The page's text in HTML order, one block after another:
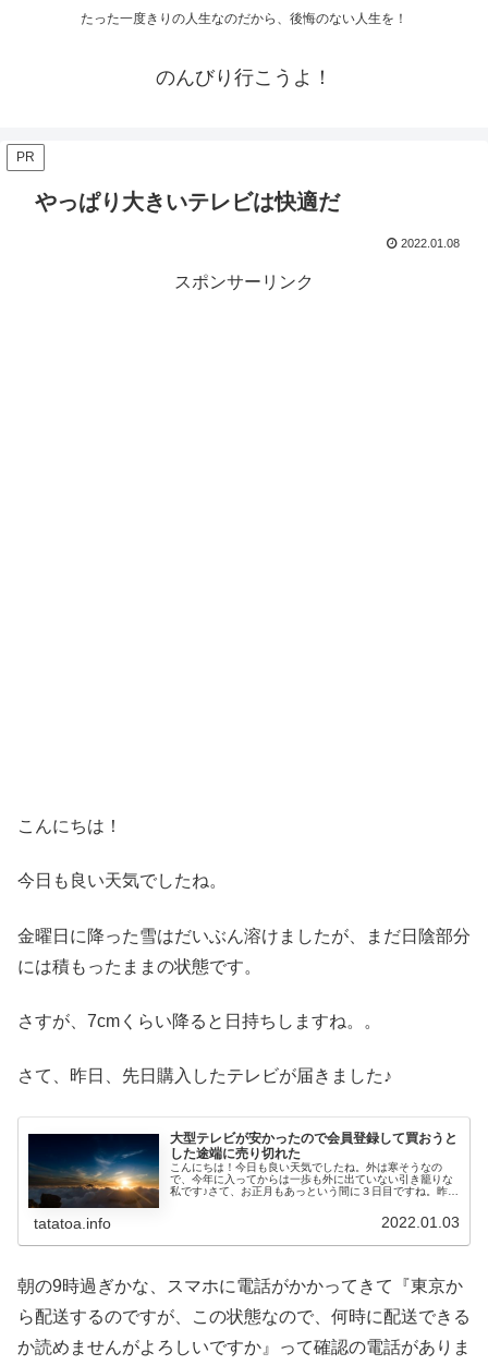
たった一度きりの人生なのだから、後悔のない人生を！
のんびり行こうよ！
PR
やっぱり大きいテレビは快適だ
2022.01.08
スポンサーリンク
こんにちは！
今日も良い天気でしたね。
金曜日に降った雪はだいぶん溶けましたが、まだ日陰部分
には積もったままの状態です。
さすが、7cmくらい降ると日持ちしますね。。
さて、昨日、先日購入したテレビが届きました♪
大型テレビが安かったので会員登録して買おうと
した途端に売り切れた
こんにちは！今日も良い天気でしたね。外は寒そうなの
で、今年に入ってからは一歩も外に出ていない引き籠りな
私です♪さて、お正月もあっという間に３日目ですね。昨日
tatatoa.info 2022.01.03
朝の9時過ぎかな、スマホに電話がかかってきて『東京か
ら配送するのですが、この状態なので、何時に配送できる
か読めませんがよろしいですか』って確認の電話がありま